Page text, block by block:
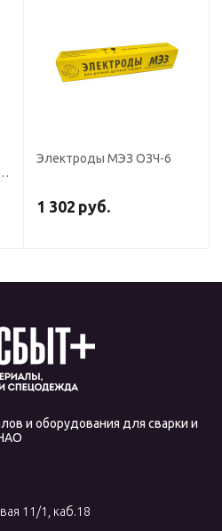
Электроды МЭЗ ОЗЧ-6
1 302 руб.
и оборудования для сварки и
11/1, каб.18